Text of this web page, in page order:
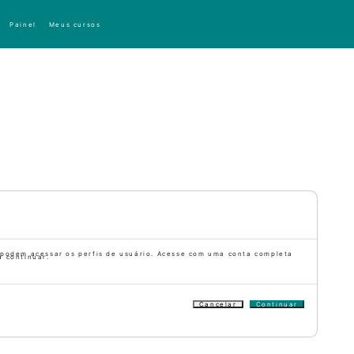
Painel Meus cursos
acessar os perfis de usuário. Acesse com uma conta completa
continuar.
Cancelar Continuar